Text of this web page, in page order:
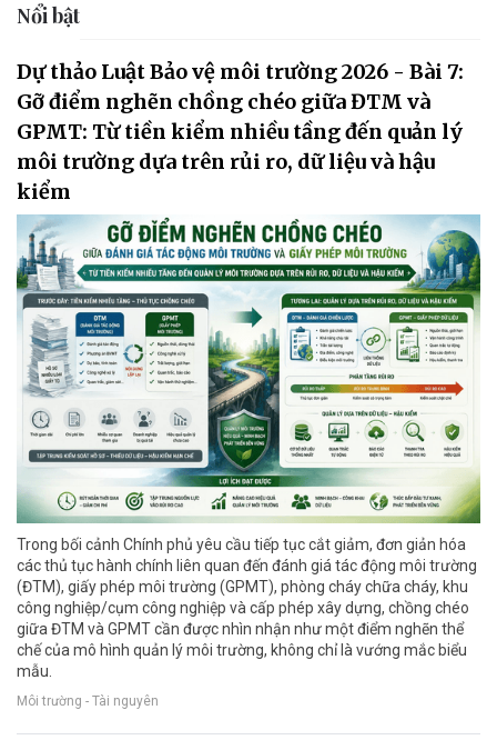
Nổi bật
Dự thảo Luật Bảo vệ môi trường 2026 - Bài 7:
Gỡ điểm nghẽn chồng chéo giữa ĐTM và
GPMT: Từ tiền kiểm nhiều tầng đến quản lý
môi trường dựa trên rủi ro, dữ liệu và hậu
kiểm
Trong bối cảnh Chính phủ yêu cầu tiếp tục cắt giảm, đơn giản hóa
các thủ tục hành chính liên quan đến đánh giá tác động môi trường
(ĐTM), giấy phép môi trường (GPMT), phòng cháy chữa cháy, khu
công nghiệp/cụm công nghiệp và cấp phép xây dựng, chồng chéo
giữa ĐTM và GPMT cần được nhìn nhận như một điểm nghẽn thể
chế của mô hình quản lý môi trường, không chỉ là vướng mắc biểu
mẫu.
Môi trường - Tài nguyên